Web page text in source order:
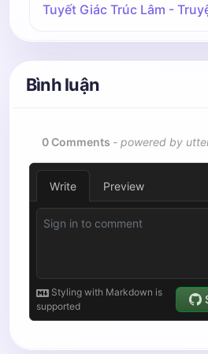
Tuyết Giác Trúc Lâm -
Bình luận